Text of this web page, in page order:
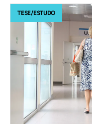
TESE/ESTUDO